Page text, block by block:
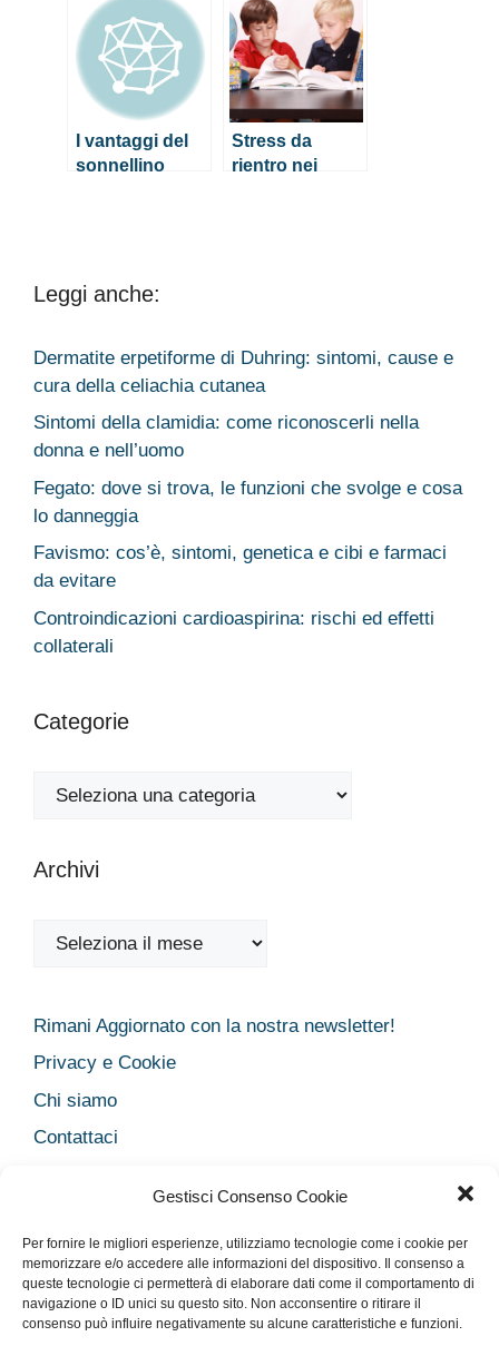
Gestisci Consenso Cookie
Per fornire le migliori esperienze, utilizziamo tecnologie come i cookie per
memorizzare e/o accedere alle informazioni del dispositivo. Il consenso a
queste tecnologie ci permetterà di elaborare dati come il comportamento di
navigazione o ID unici su questo sito. Non acconsentire o ritirare il
consenso può influire negativamente su alcune caratteristiche e funzioni.
in base alle
stagioni
per neonati e
bambini
I vantaggi del
sonnellino
Stress da
rientro nei
Leggi anche:
Dermatite erpetiforme di Duhring: sintomi, cause e
cura della celiachia cutanea
Sintomi della clamidia: come riconoscerli nella
donna e nell’uomo
Fegato: dove si trova, le funzioni che svolge e cosa
lo danneggia
Favismo: cos’è, sintomi, genetica e cibi e farmaci
da evitare
Controindicazioni cardioaspirina: rischi ed effetti
collaterali
Categorie
Categorie
Archivi
Archivi
Rimani Aggiornato con la nostra newsletter!
Privacy e Cookie
Chi siamo
Contattaci
Cookie Policy
Disclaimer medico
Disconoscimento